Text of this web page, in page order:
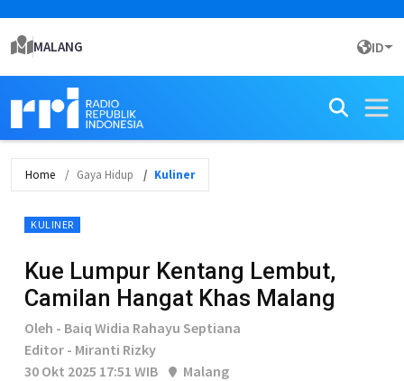
MALANG ID
Home Gaya Hidup Kuliner
KULINER
Kue Lumpur Kentang Lembut,
Camilan Hangat Khas Malang
Oleh - Baiq Widia Rahayu Septiana
Editor - Miranti Rizky
30 Okt 2025 17:51 WIB
Malang